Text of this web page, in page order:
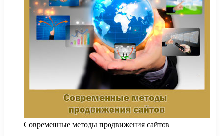
Современные методы продвижения сайтов